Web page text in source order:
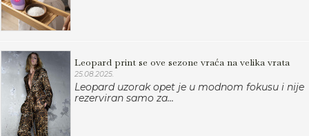
Leopard print se ove sezone vraća na velika vrata
25.08.2025.
Leopard uzorak opet je u modnom fokusu i nije
rezerviran samo za...